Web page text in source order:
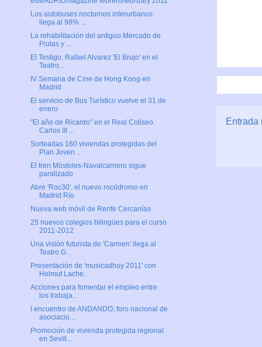
Entrada
Los autobuses nocturnos interurbanos
llega al 98% ...
La rehabilitación del antiguo Mercado de
Frutas y ...
El Testigo, Rafael Alvarez 'El Brujo' en el
Teatro...
IV Semana de Cine de Hong Kong en
Madrid
El servicio de Bus Turístico vuelve el 31 de
enero
"El año de Ricardo" en el Real Coliseo
Carlos III ...
Sorteadas 160 viviendas protegidas del
Plan Joven ...
El tren Móstoles-Navalcarnero sigue
paralizado
Abre 'Roc30', el nuevo rocódromo en
Madrid Río
Nueva web móvil de Renfe Cercanías
25 nuevos colegios bilingües para el curso
2011-2012
Una visión futurista de 'Carmen' llega al
Teatro G...
Presentación de 'musicadhoy 2011' con
Helmut Lache...
Acciones para fomentar el empleo entre
los trabaja...
I encuentro de ANDANDO, foro nacional de
asociacio...
Promoción de vivienda protegida regional
en Sevill...